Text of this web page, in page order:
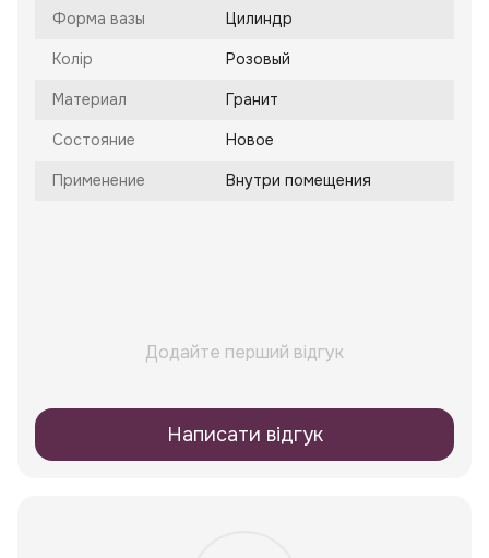
Форма вазы
Цилиндр
Колір Розовый
Материал Гранит
Состояние Новое
Применение Внутри помещения
Додайте перший відгук
Написати відгук